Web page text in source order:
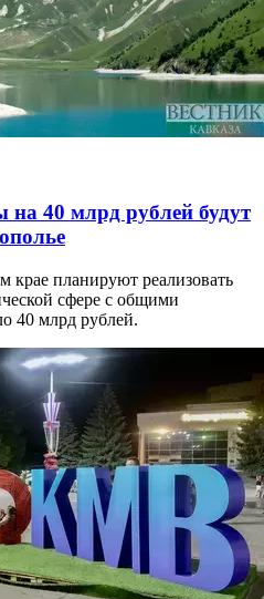
на 40 млрд рублей будут
крае планируют реализовать
сфере с общими
40 млрд рублей.